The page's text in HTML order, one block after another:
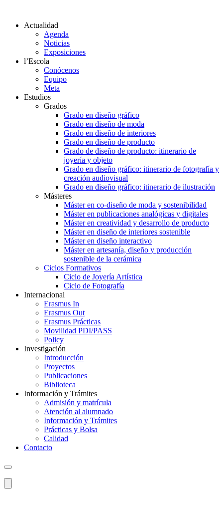
Actualidad
Agenda
Noticias
Exposiciones
l’Escola
Conócenos
Equipo
Meta
Estudios
Grados
Grado en diseño gráfico
Grado en diseño de moda
Grado en diseño de interiores
Grado en diseño de producto
Grado de diseño de producto: itinerario de
joyería y objeto
Grado en diseño gráfico: itinerario de fotografía y
creación audiovisual
Grado en diseño gráfico: itinerario de ilustración
Másteres
Máster en co-diseño de moda y sostenibilidad
Máster en publicaciones analógicas y digitales
Máster en creatividad y desarrollo de producto
Máster en diseño de interiores sostenible
Máster en diseño interactivo
Máster en artesanía, diseño y producción
sostenible de la cerámica
Ciclos Formativos
Ciclo de Joyería Artística
Ciclo de Fotografía
Internacional
Erasmus In
Erasmus Out
Erasmus Prácticas
Movilidad PDI/PASS
Policy
Investigación
Introducción
Proyectos
Publicaciones
Biblioteca
Información y Trámites
Admisión y matrícula
Atención al alumnado
Información y Trámites
Prácticas y Bolsa
Calidad
Contacto